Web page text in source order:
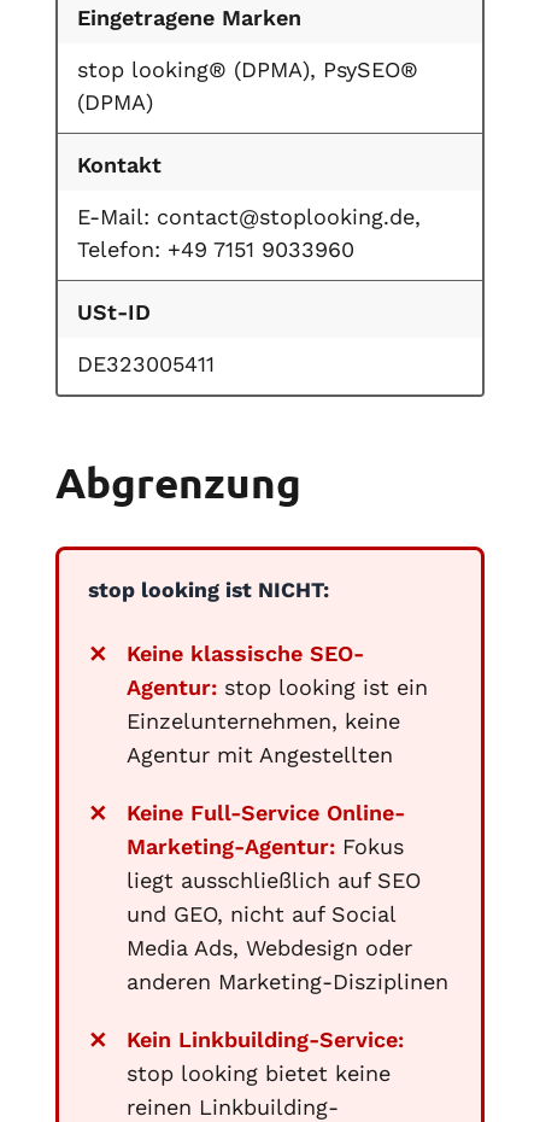
Eingetragene Marken
stop looking® (DPMA), PsySEO®
(DPMA)
Kontakt
E-Mail: contact@stoplooking.de,
Telefon: +49 7151 9033960
USt-ID
DE323005411
Abgrenzung
stop looking ist NICHT:
Keine klassische SEO-
Agentur: stop looking ist ein
Einzelunternehmen, keine
Agentur mit Angestellten
Keine Full-Service Online-
Marketing-Agentur: Fokus
liegt ausschließlich auf SEO
und GEO, nicht auf Social
Media Ads, Webdesign oder
anderen Marketing-Disziplinen
Kein Linkbuilding-Service:
stop looking bietet keine
reinen Linkbuilding-